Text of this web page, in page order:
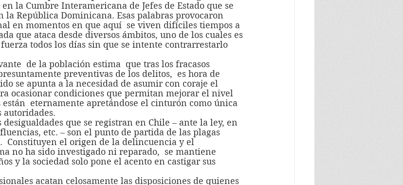
la Cumbre Interamericana de Jefes de Estado que se
la República Dominicana. Esas palabras provocaron
en momentos en que aquí  se viven difíciles tiempos a
que ataca desde diversos ámbitos, uno de los cuales es
todos los días sin que se intente contrarrestarlo
preventivas de los delitos,  es hora de
se apunta a la necesidad de asumir con coraje el
ocasionar condiciones que permitan mejorar el nivel
están  eternamente apretándose el cinturón como única
autoridades.
etc. – son el punto de partida de las plagas
Constituyen el origen de la delincuencia y el
no ha sido investigado ni reparado,  se mantiene
y la sociedad solo pone el acento en castigar sus